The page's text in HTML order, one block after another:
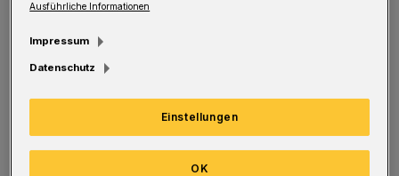
D
Spezialeinheiten der Polizei zum Einsatz. In
dem anhängigen Strafverfahren wird vier
Hauptbeschuldigten vorgeworfen, unter
Ausführliche Informationen
Impressum
Datenschutz
Einstellungen
OK